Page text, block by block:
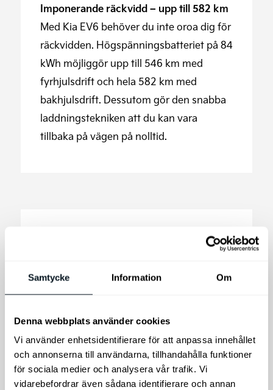
Samtycke Information Om
Denna webbplats använder cookies
Vi använder enhetsidentifierare för att anpassa innehållet
och annonserna till användarna, tillhandahålla funktioner
för sociala medier och analysera vår trafik. Vi
vidarebefordrar även sådana identifierare och annan
Imponerande räckvidd – upp till 582 km
Med Kia EV6 behöver du inte oroa dig för
räckvidden. Högspänningsbatteriet på 84
kWh möjliggör upp till 546 km med
fyrhjulsdrift och hela 582 km med
bakhjulsdrift. Dessutom gör den snabba
laddningstekniken att du kan vara
tillbaka på vägen på nolltid.